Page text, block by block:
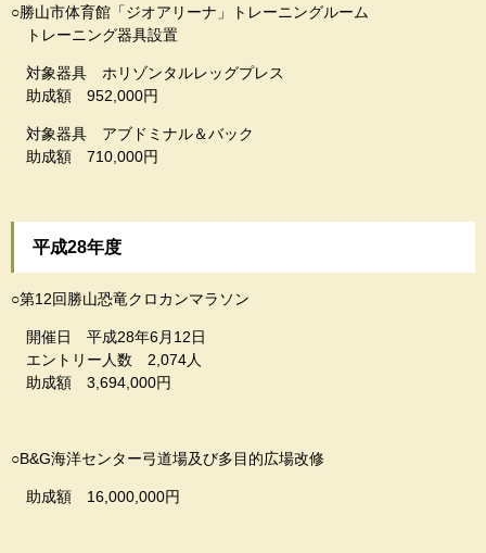
○勝山市体育館「ジオアリーナ」トレーニングルーム
トレーニング器具設置
対象器具 ホリゾンタルレッグプレス
助成額 952,000円
対象器具 アブドミナル＆バック
助成額 710,000円
平成28年度
○第12回勝山恐竜クロカンマラソン
開催日 平成28年6月12日
エントリー人数 2,074人
助成額 3,694,000円
○B&G海洋センター弓道場及び多目的広場改修
助成額 16,000,000円